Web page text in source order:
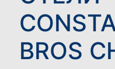
BROS